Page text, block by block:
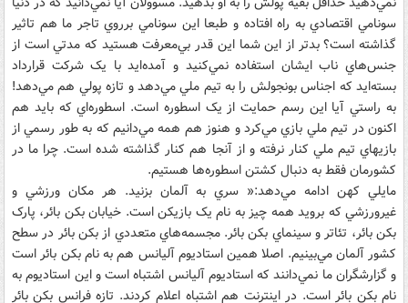
سونامي اقتصادي به راه افتاده و طبعا اين سونامي برروي تاجر ما هم تاثير
گذاشته است؟ بدتر از اين شما اين قدر بي‌معرفت هستيد که مدتي است از
جنس‌هاي ناب ايشان استفاده نمي‌کنيد و آمده‌ايد با يک شرکت قرارداد
بسته‌ايد که اجناس بونجولش را به تيم ملي مي‌دهد و تازه پولي هم مي‌دهد!
به راستي آيا اين رسم حمايت از يک اسطوره است. اسطوره‌اي که بايد هم
اکنون در تيم ملي بازي مي‌کرد و هنوز هم همه مي‌دانيم که به طور رسمي از
بازيهاي تيم ملي کنار نرفته و از آنجا هم کنار گذاشته شده است. چرا ما در
کشورمان فقط به دنبال کشتن اسطوره‌ها هستيم.
مايلي کهن ادامه مي‌دهد:« سري به آلمان بزنيد. هر مکان ورزشي و
غيرورزشي که برويد همه چيز به نام يک بازيکن است. خيابان بکن بائر، پارک
بکن بائر، تئاتر و سينماي بکن بائر. مجسمه‌هاي متعددي از بکن بائر در سطح
کشور آلمان مي‌بينيم. اصلا همين استاديوم آليانس هم به نام بکن بائر است
و گزارشگران ما نمي‌دانند که استاديوم آليانس اشتباه است و اين استاديوم به
نام بکن بائر است. در اينترنت هم اشتباه اعلام کردند. تازه فرانس بکن بائر